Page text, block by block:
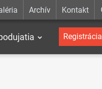
Archív Kontakt
Registrácia